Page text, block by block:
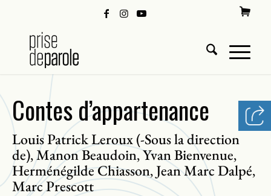
Contes d’appartenance
Louis Patrick Leroux (-Sous la direction
de),Manon Beaudoin,Yvan Bienvenue,
Herménégilde Chiasson, Jean Marc Dalpé,
Marc Prescott